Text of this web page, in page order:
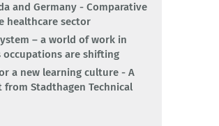
and Germany - Comparative
healthcare sector
– a world of work in
occupations are shifting
a new learning culture - A
Stadthagen Technical